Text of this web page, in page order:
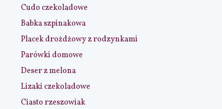
Cudo czekoladowe
Babka szpinakowa
Placek drożdżowy z rodzynkami
Parówki domowe
Deser z melona
Lizaki czekoladowe
Ciasto rzeszowiak